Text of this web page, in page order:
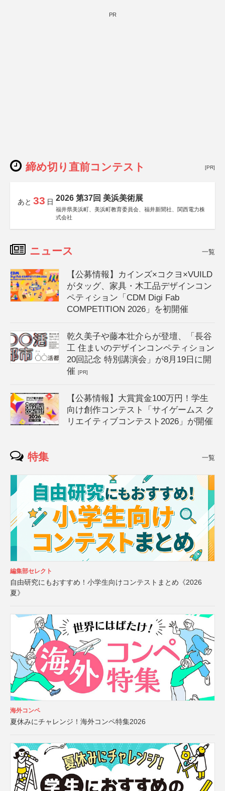
PR
締め切り直前コンテスト [PR]
あと 33 日 2026 第37回 美浜美術展
福井県美浜町、美浜町教育委員会、福井新聞社、関西電力株
式会社
ニュース 一覧
【公募情報】カインズ×コクヨ×VUILD
がタッグ、家具・木工品デザインコン
ペティション「CDM Digi Fab
COMPETITION 2026」を初開催
乾久美子や藤本壮介らが登壇、「長谷
工 住まいのデザインコンペティション
20回記念 特別講演会」が8月19日に開
催[PR]
【公募情報】大賞賞金100万円！学生
向け創作コンテスト「サイゲームス ク
リエイティブコンテスト2026」が開催
特集 一覧
編集部セレクト
自由研究にもおすすめ！小学生向けコンテストまとめ《2026
夏》
海外コンペ
夏休みにチャレンジ！海外コンペ特集2026